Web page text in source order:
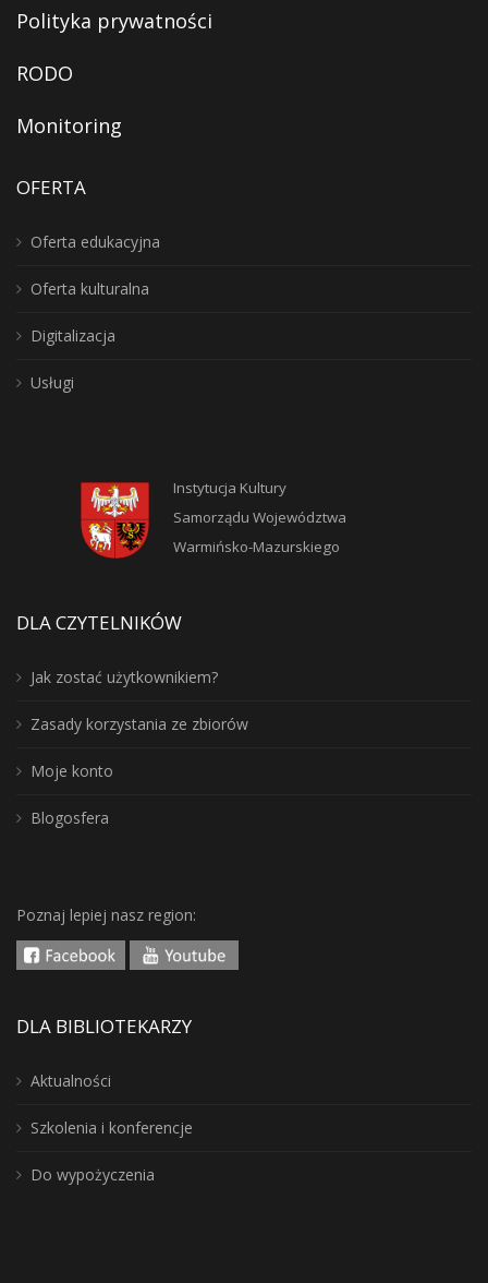
Polityka prywatności
RODO
Monitoring
OFERTA
Oferta edukacyjna
Oferta kulturalna
Digitalizacja
Usługi
Instytucja Kultury
Samorządu Województwa
Warmińsko-Mazurskiego
DLA CZYTELNIKÓW
Jak zostać użytkownikiem?
Zasady korzystania ze zbiorów
Moje konto
Blogosfera
Poznaj lepiej nasz region:
DLA BIBLIOTEKARZY
Aktualności
Szkolenia i konferencje
Do wypożyczenia